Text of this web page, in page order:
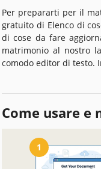
Per prepararti per il
gratuito di Elenco di
di cose da fare
matrimonio al nostro
comodo editor di testo.
Come usare
1